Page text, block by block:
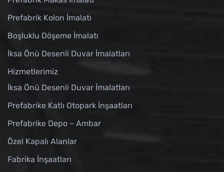
Prefabrik Kolon İmalatı
Boşluklu Döşeme İmalatı
İksa Önü Desenli Duvar İmalatları
Hizmetlerimiz
İksa Önü Desenli Duvar İmalatları
Prefabrike Katlı Otopark İnşaatları
Prefabrike Depo – Ambar
Özel Kapalı Alanlar
Fabrika İnşaatları